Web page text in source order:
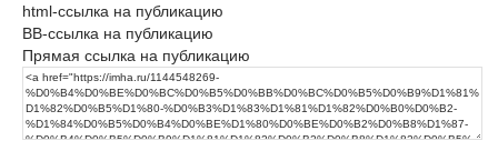
html-ссылка на публикацию
BB-ссылка на публикацию
Прямая ссылка на публикацию